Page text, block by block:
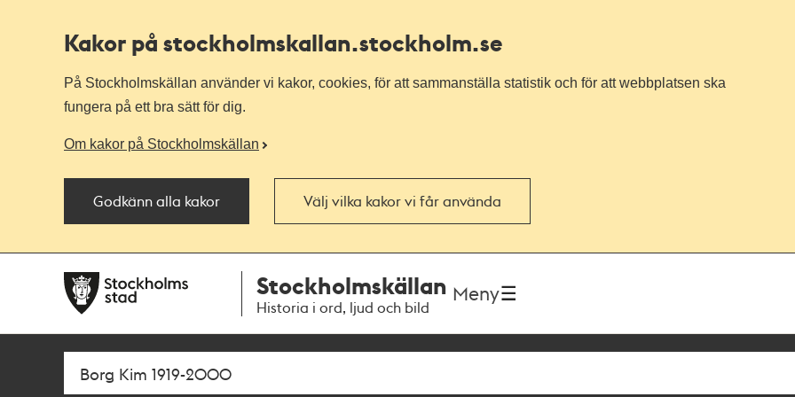
Kakor på stockholmskallan.stockholm.se
På Stockholmskällan använder vi kakor, cookies, för att sammanställa statistik och för att webbplatsen ska
fungera på ett bra sätt för dig.
Om kakor på Stockholmskällan
Godkänn alla kakor Välj vilka kakor vi får använda
navigationen
huvudinnehållet
Stockholmskällan
Historia i ord, ljud och bild
Meny
Sök